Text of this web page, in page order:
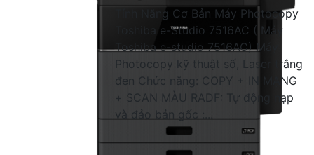
Tính Năng Cơ Bản Máy Photocopy
Toshiba e-Studio 7516AC ( Máy
Toshiba e-studio 7516AC) Máy
Photocopy kỹ thuật số, Laser trắng
đen Chức năng: COPY + IN MẠNG
+ SCAN MÀU RADF: Tự động nạp
và đảo bản gốc :...